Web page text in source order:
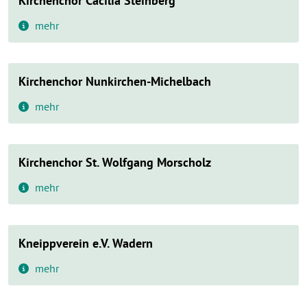
mehr
Kirchenchor Nunkirchen-Michelbach
mehr
Kirchenchor St. Wolfgang Morscholz
mehr
Kneippverein e.V. Wadern
mehr